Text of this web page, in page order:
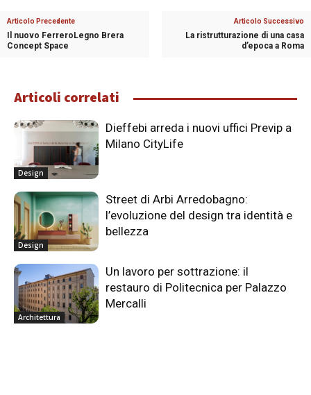
Articolo Precedente
Il nuovo FerreroLegno Brera
Concept Space
Articolo Successivo
La ristrutturazione di una casa
d’epoca a Roma
Articoli correlati
Design
Dieffebi arreda i nuovi uffici Previp a
Milano CityLife
Design
Street di Arbi Arredobagno:
l’evoluzione del design tra identità e
bellezza
Architettura
Un lavoro per sottrazione: il
restauro di Politecnica per Palazzo
Mercalli